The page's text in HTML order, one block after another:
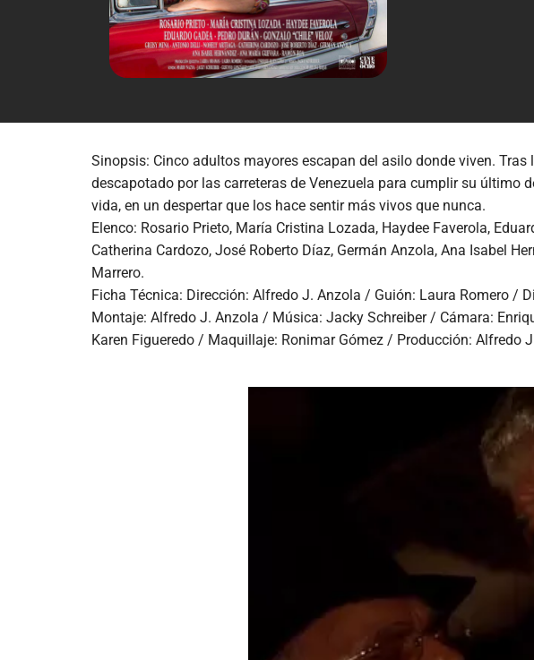
Sinopsis: Cinco adultos mayores escapan del asilo donde viven.
descapotado por las carreteras de Venezuela para cumplir su último
vida, en un despertar que los hace sentir más vivos que nunca.
Elenco: Rosario Prieto, María Cristina Lozada, Haydee Faverola,
Catherina Cardozo, José Roberto Díaz, Germán Anzola, Ana Isabel
Marrero.
Ficha Técnica: Dirección: Alfredo J. Anzola / Guión: Laura Romero /
Montaje: Alfredo J. Anzola / Música: Jacky Schreiber / Cámara:
Karen Figueredo / Maquillaje: Ronimar Gómez / Producción: Alfredo